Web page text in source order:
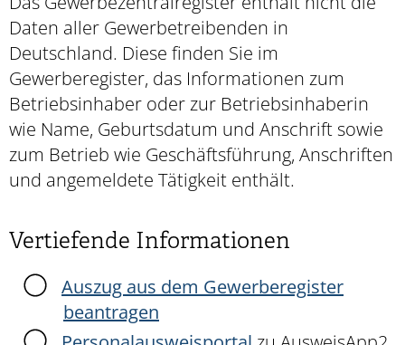
Daten aller Gewerbetreibenden in
Deutschland. Diese finden Sie im
Gewerberegister, das Informationen zum
Betriebsinhaber oder zur Betriebsinhaberin
wie Name, Geburtsdatum und Anschrift sowie
zum Betrieb wie Geschäftsführung, Anschriften
und angemeldete Tätigkeit enthält.
Vertiefende Informationen
Auszug aus dem Gewerberegister
beantragen